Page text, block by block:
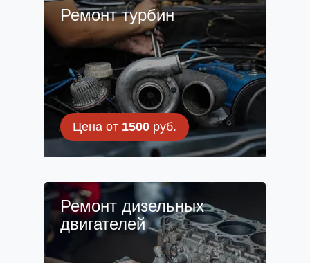
Ремонт турбин
Цена от 1500руб.
Ремонт дизельных
двигателей